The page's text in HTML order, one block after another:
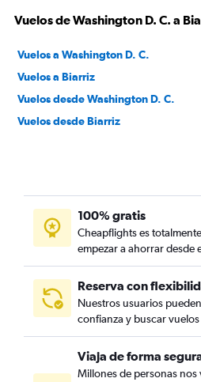
Vuelos de Washington D. C. a
Vuelos a Washington D. C.
Vuelos a Biarriz
Vuelos desde Washington D. C.
Vuelos desde Biarriz
100% gratis
Cheapflights es
empezar a ahorrar desde
Reserva con
Nuestros usuarios
confianza y buscar
Viaja de forma
Millones de personas nos